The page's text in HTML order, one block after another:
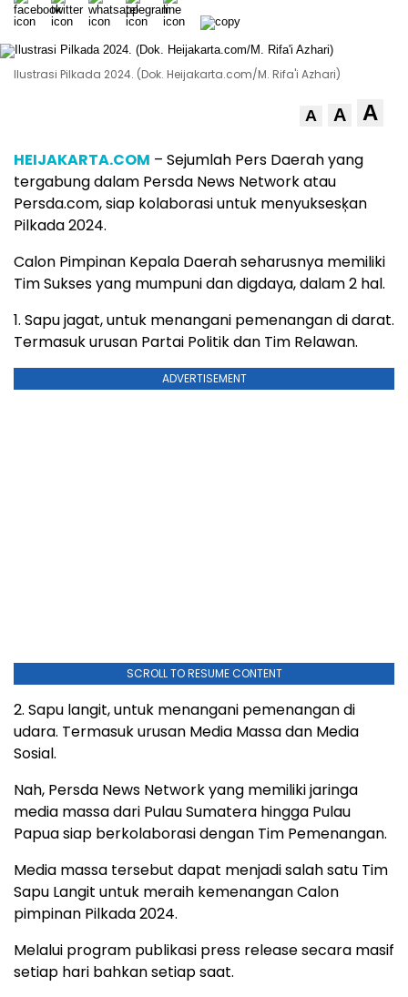
Ilustrasi Pilkada 2024. (Dok. Heijakarta.com/M. Rifa'i Azhari)
A A A
HEIJAKARTA.COM – Sejumlah Pers Daerah yang
tergabung dalam Persda News Network atau
Persda.com, siap kolaborasi untuk menyuksesķan
Pilkada 2024.
Calon Pimpinan Kepala Daerah seharusnya memiliki
Tim Sukses yang mumpuni dan digdaya, dalam 2 hal.
1. Sapu jagat, untuk menangani pemenangan di darat.
Termasuk urusan Partai Politik dan Tim Relawan.
ADVERTISEMENT
SCROLL TO RESUME CONTENT
2. Sapu langit, untuk menangani pemenangan di
udara. Termasuk urusan Media Massa dan Media
Sosial.
Nah, Persda News Network yang memiliki jaringa
media massa dari Pulau Sumatera hingga Pulau
Papua siap berkolaborasi dengan Tim Pemenangan.
Media massa tersebut dapat menjadi salah satu Tim
Sapu Langit untuk meraih kemenangan Calon
pimpinan Pilkada 2024.
Melalui program publikasi press release secara masif
setiap hari bahkan setiap saat.